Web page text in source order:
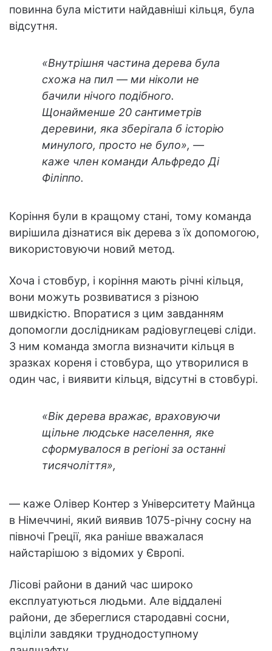
повинна була містити найдавніші кільця, була
відсутня.
«Внутрішня частина дерева була
схожа на пил — ми ніколи не
бачили нічого подібного.
Щонайменше 20 сантиметрів
деревини, яка зберігала б історію
минулого, просто не було», —
каже член команди Альфредо Ді
Філіппо.
Коріння були в кращому стані, тому команда
вирішила дізнатися вік дерева з їх допомогою,
використовуючи новий метод.
Хоча і стовбур, і коріння мають річні кільця,
вони можуть розвиватися з різною
швидкістю. Впоратися з цим завданням
допомогли дослідникам радіовуглецеві сліди.
З ним команда змогла визначити кільця в
зразках кореня і стовбура, що утворилися в
один час, і виявити кільця, відсутні в стовбурі.
«Вік дерева вражає, враховуючи
щільне людське населення, яке
сформувалося в регіоні за останні
тисячоліття»,
— каже Олівер Контер з Університету Майнца
в Німеччині, який виявив 1075-річну сосну на
півночі Греції, яка раніше вважалася
найстарішою з відомих у Європі.
Лісові райони в даний час широко
експлуатуються людьми. Але віддалені
райони, де збереглися стародавні сосни,
вціліли завдяки труднодоступному